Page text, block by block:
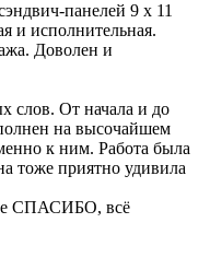
панелей 9 х 11
и исполнительная.
Доволен и
слов. От начала и до
на высочайшем
к ним. Работа была
тоже приятно удивила
СПАСИБО, всё